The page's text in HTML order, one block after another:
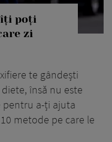
îți poți
zi
te gândești
însă nu este
pentru a-ți ajuta
metode pe care le